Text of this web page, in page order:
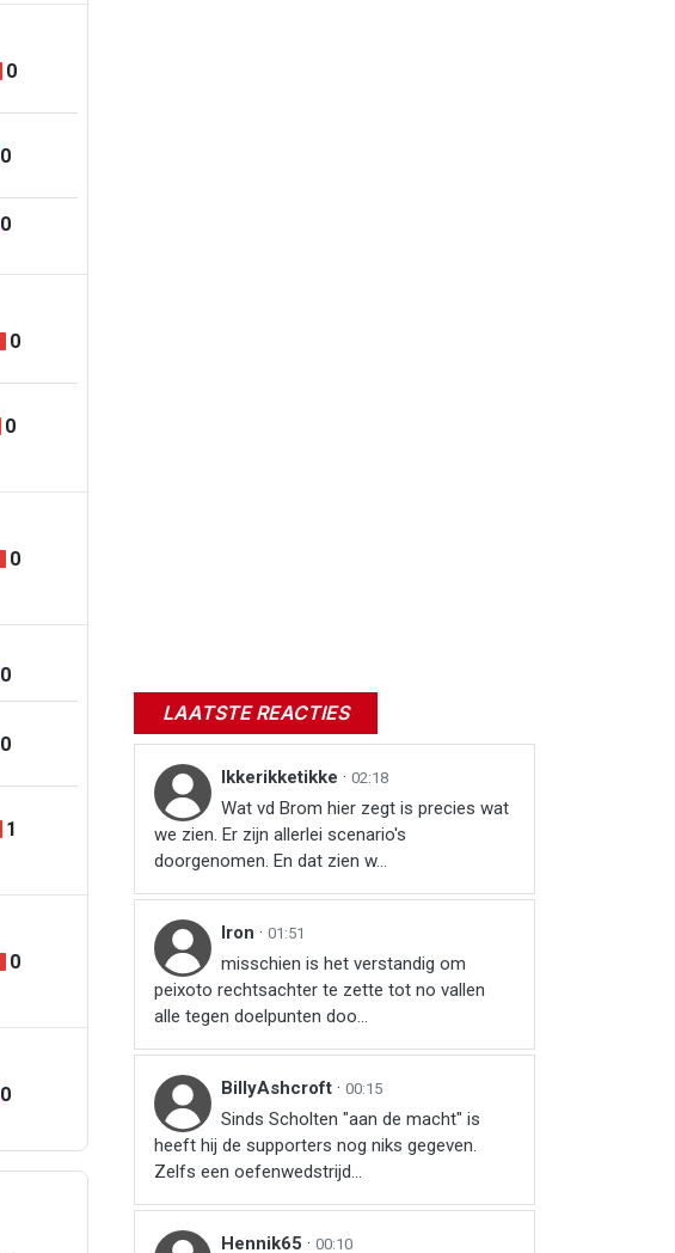
0
0
0
0
0
0
0
0
1
0
0
LAATSTE REACTIES
Ikkerikketikke · 02:18
Wat vd Brom hier zegt is precies wat
we zien. Er zijn allerlei scenario's
doorgenomen. En dat zien w...
Iron · 01:51
misschien is het verstandig om
peixoto rechtsachter te zette tot no vallen
alle tegen doelpunten doo...
BillyAshcroft · 00:15
Sinds Scholten "aan de macht" is
heeft hij de supporters nog niks gegeven.
Zelfs een oefenwedstrijd...
Hennik65 · 00:10